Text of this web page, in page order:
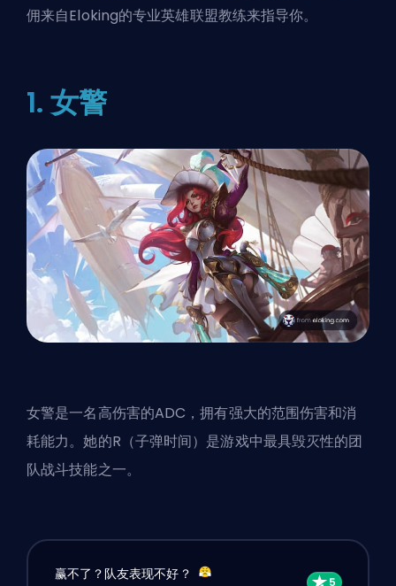
佣来自Eloking的专业英雄联盟教练来指导你。
1. 女警
女警是一名高伤害的ADC，拥有强大的范围伤害和消
耗能力。她的R（子弹时间）是游戏中最具毁灭性的团
队战斗技能之一。
赢不了？队友表现不好？